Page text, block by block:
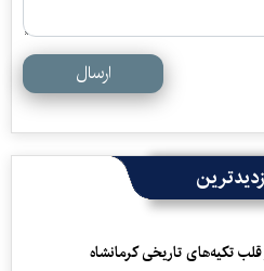
ارسال
تکیه‌های تاریخی کرمانشاه